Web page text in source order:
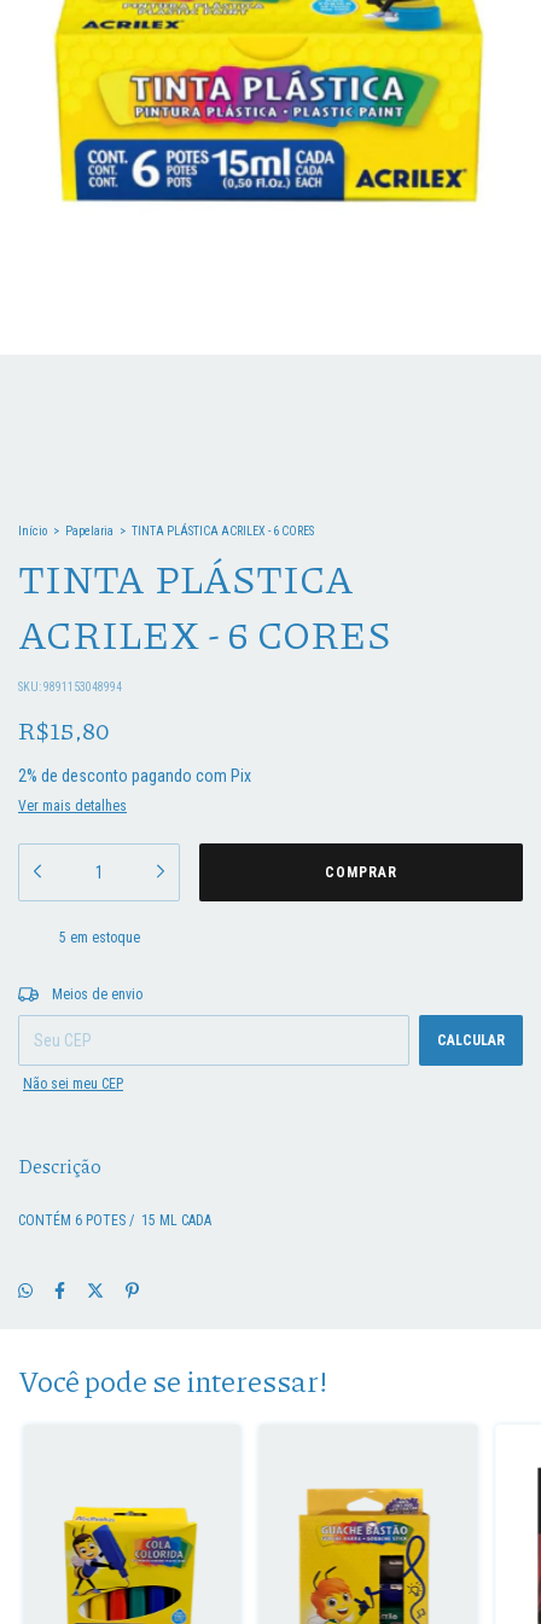
Início > Papelaria > TINTA PLÁSTICA ACRILEX - 6 CORES
TINTA PLÁSTICA
ACRILEX - 6 CORES
SKU:9891153048994
R$15,80
2% de desconto pagando com Pix
Ver mais detalhes
5 em estoque
Entregas para o CEP:
Meios de envio
CALCULAR
Não sei meu CEP
Descrição
CONTÉM 6 POTES / 15 ML CADA
Você pode se interessar!